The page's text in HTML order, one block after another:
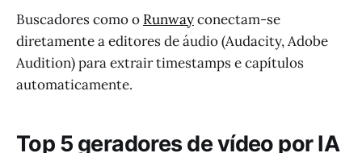
Buscadores como o Runwayconectam-se
diretamente a editores de áudio (Audacity, Adobe
Audition) para extrair timestamps e capítulos
automaticamente.
Top 5 geradores de vídeo por IA